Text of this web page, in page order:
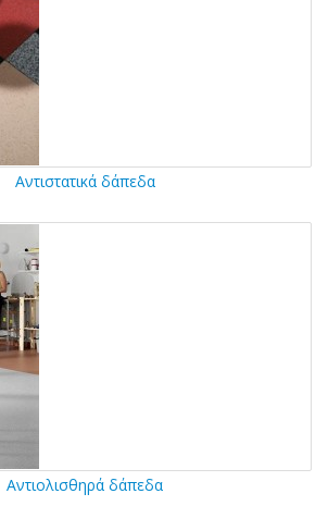
Αντιστατικά δάπεδα
Αντιολισθηρά δάπεδα